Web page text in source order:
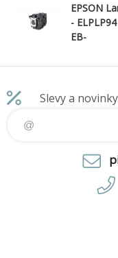
EPSON
-
EB-
/1795F
Slevy a